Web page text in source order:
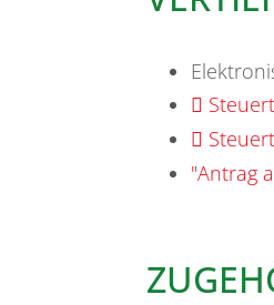
"Antrag